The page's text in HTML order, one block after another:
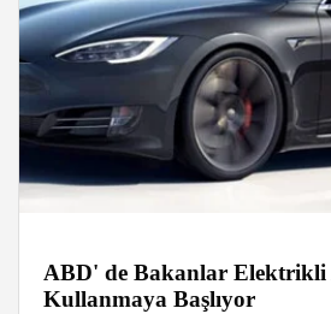
ABD' de Bakanlar Elektrikli
Kullanmaya Başlıyor